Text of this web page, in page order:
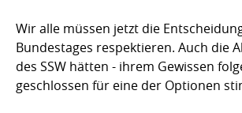
Wir alle müssen jetzt die
Bundestages respektieren. Auch die
des SSW hätten - ihrem Gewissen
geschlossen für eine der Optionen